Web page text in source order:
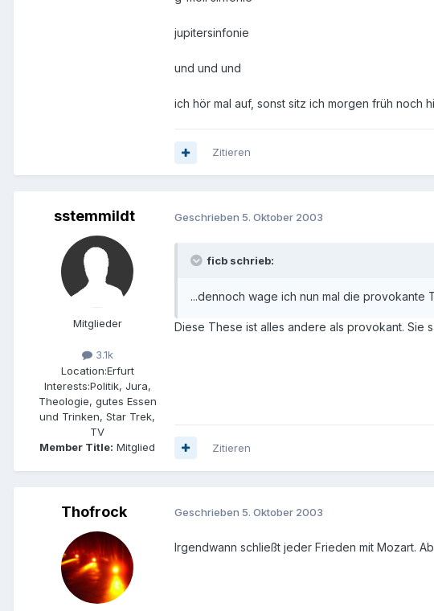
jupitersinfonie
und und und
ich hör mal auf, sonst sitz ich morgen früh noch
Zitieren
sstemmildt
Mitglieder
3.1k
Location:Erfurt
Interests:Politik, Jura,
Theologie, gutes Essen
und Trinken, Star Trek,
TV
Member Title: Mitglied
Geschrieben 5. Oktober 2003
ficb schrieb:
...dennoch wage ich nun mal die provokante
Diese These ist alles andere als provokant. Sie
Zitieren
Thofrock Geschrieben 5. Oktober 2003
Irgendwann schließt jeder Frieden mit Mozart.